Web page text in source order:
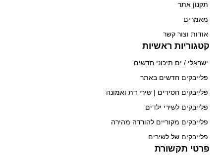
תקנון אתר
מאמרים
אודות וצור קשר
קטגוריות ראשיות
ישראלי / ים תיכוני חדשים
פלייבקים חדשים באתר
פלייבקים חסידים | שירי דת ואמונה
פלייבקים לשירי ילדים
פלייבקים מקוריים להורדה מהירה
פלייבקים של לשירים
פרטי תקשורת